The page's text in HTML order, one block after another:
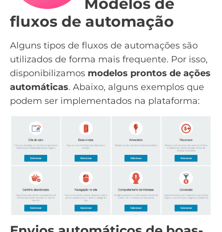
Modelos de
fluxos de automação
Alguns tipos de fluxos de automações são
utilizados de forma mais frequente. Por isso,
disponibilizamos modelos prontos de ações
automáticas. Abaixo, alguns exemplos que
podem ser implementados na plataforma: